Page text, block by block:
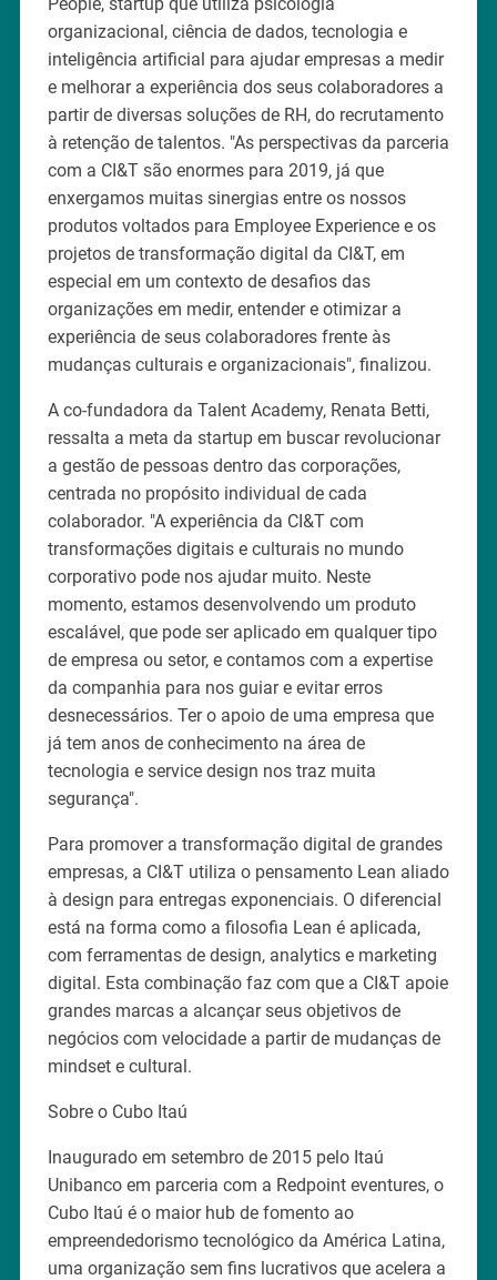
organizacional, ciência de dados, tecnologia e
inteligência artificial para ajudar empresas a medir
e melhorar a experiência dos seus colaboradores a
partir de diversas soluções de RH, do recrutamento
à retenção de talentos. "As perspectivas da parceria
com a CI&T são enormes para 2019, já que
enxergamos muitas sinergias entre os nossos
produtos voltados para Employee Experience e os
projetos de transformação digital da CI&T, em
especial em um contexto de desafios das
organizações em medir, entender e otimizar a
experiência de seus colaboradores frente às
mudanças culturais e organizacionais", finalizou.
A co-fundadora da Talent Academy, Renata Betti,
ressalta a meta da startup em buscar revolucionar
a gestão de pessoas dentro das corporações,
centrada no propósito individual de cada
colaborador. "A experiência da CI&T com
transformações digitais e culturais no mundo
corporativo pode nos ajudar muito. Neste
momento, estamos desenvolvendo um produto
escalável, que pode ser aplicado em qualquer tipo
de empresa ou setor, e contamos com a expertise
da companhia para nos guiar e evitar erros
desnecessários. Ter o apoio de uma empresa que
já tem anos de conhecimento na área de
tecnologia e service design nos traz muita
segurança".
Para promover a transformação digital de grandes
empresas, a CI&T utiliza o pensamento Lean aliado
à design para entregas exponenciais. O diferencial
está na forma como a filosofia Lean é aplicada,
com ferramentas de design, analytics e marketing
digital. Esta combinação faz com que a CI&T apoie
grandes marcas a alcançar seus objetivos de
negócios com velocidade a partir de mudanças de
mindset e cultural.
Sobre o Cubo Itaú
Inaugurado em setembro de 2015 pelo Itaú
Unibanco em parceria com a Redpoint eventures, o
Cubo Itaú é o maior hub de fomento ao
empreendedorismo tecnológico da América Latina,
uma organização sem fins lucrativos que acelera a